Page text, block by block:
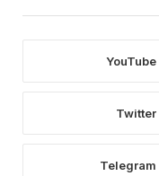
YouTube
Twitter
Telegram